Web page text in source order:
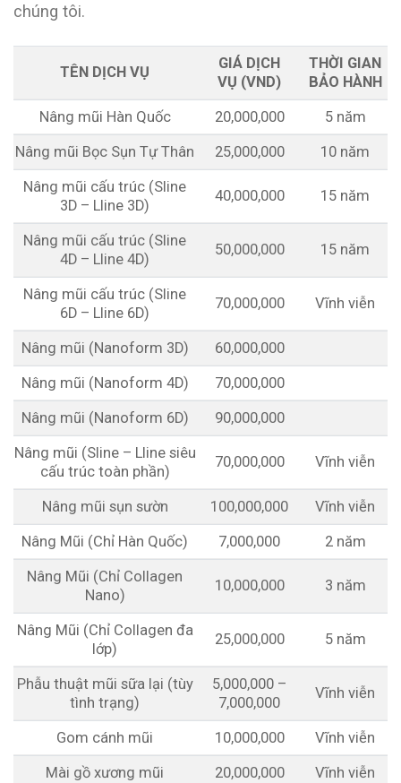
chúng tôi.
TÊN DỊCH VỤ
GIÁ DỊCH
VỤ (VND)
THỜI GIAN
BẢO HÀNH
Nâng mũi Hàn Quốc 20,000,000 5 năm
Nâng mũi Bọc Sụn Tự Thân 25,000,000 10 năm
Nâng mũi cấu trúc (Sline
3D – Lline 3D)
40,000,000 15 năm
Nâng mũi cấu trúc (Sline
4D – Lline 4D)
50,000,000 15 năm
Nâng mũi cấu trúc (Sline
6D – Lline 6D)
70,000,000 Vĩnh viễn
Nâng mũi (Nanoform 3D) 60,000,000
Nâng mũi (Nanoform 4D) 70,000,000
Nâng mũi (Nanoform 6D) 90,000,000
Nâng mũi (Sline – Lline siêu
cấu trúc toàn phần)
70,000,000 Vĩnh viễn
Nâng mũi sụn sườn 100,000,000 Vĩnh viễn
Nâng Mũi (Chỉ Hàn Quốc) 7,000,000 2 năm
Nâng Mũi (Chỉ Collagen
Nano)
10,000,000 3 năm
Nâng Mũi (Chỉ Collagen đa
lớp)
25,000,000 5 năm
Phẫu thuật mũi sữa lại (tùy
tình trạng)
5,000,000 –
7,000,000
Vĩnh viễn
Gom cánh mũi 10,000,000 Vĩnh viễn
Mài gồ xương mũi 20,000,000 Vĩnh viễn